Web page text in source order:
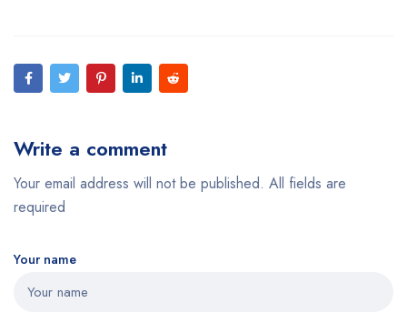
Write a comment
Your email address will not be published. All fields are
required
Your name